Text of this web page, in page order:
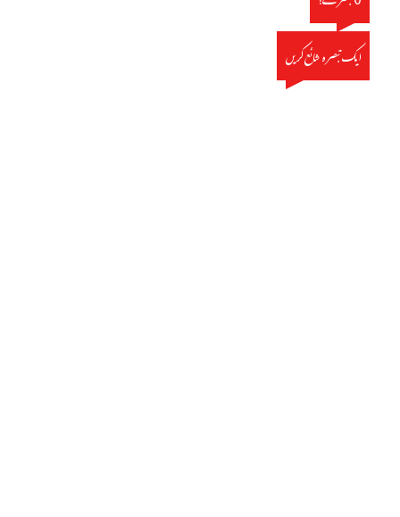
ایک تبصرہ شائع کریں